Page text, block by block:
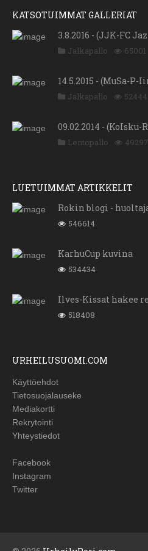
KATSOTUIMMAT GALLERIAT
3.8.2016 - (JJK-FC
Jalkapallo 65001
14.5.2015 - (MuSa-P-
Jalkapallo 52444
09.02.2014 - (KoIsku-
Lentopallo 49297
LUETUIMMAT ARTIKKELIT
Rokin blogi -
546614
KarhuCup kuvina
534434
Ilves-Kissat hakee
518408
URHEILUSUOMI.COM
Käyttöehdot
Tietosuojalauseke
Mediakortti
Rekrytointi
Yhteystiedot
Facebook
Instagram
Twitter